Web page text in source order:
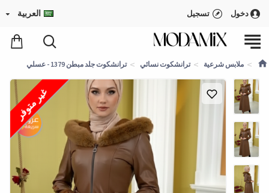
دخول تسجيل العربية
ملابس شرعية ترانشكوت نسائي ترانشكوت جلد مبطن 1379 - عسلي
غير متوفر